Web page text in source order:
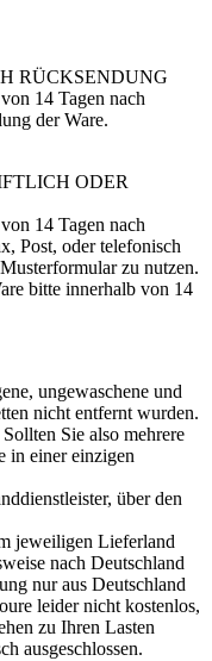
RÜCKSENDUNG
14 Tagen nach
der Ware.
ODER
14 Tagen nach
Post, oder telefonisch
zu nutzen.
bitte innerhalb von 14
ungewaschene und
nicht entfernt wurden.
Sie also mehrere
in einer einzigen
über den
jeweiligen Lieferland
nach Deutschland
nur aus Deutschland
leider nicht kostenlos,
zu Ihren Lasten
ausgeschlossen.